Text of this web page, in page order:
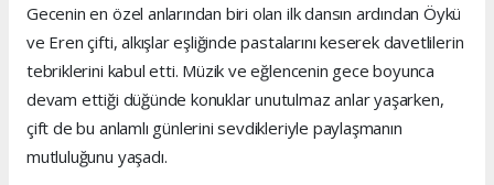
Gecenin en özel anlarından biri olan ilk dansın ardından Öykü
ve Eren çifti, alkışlar eşliğinde pastalarını keserek davetlilerin
tebriklerini kabul etti. Müzik ve eğlencenin gece boyunca
devam ettiği düğünde konuklar unutulmaz anlar yaşarken,
çift de bu anlamlı günlerini sevdikleriyle paylaşmanın
mutluluğunu yaşadı.